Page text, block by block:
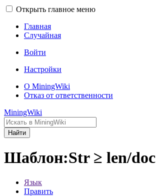
Открыть главное меню
Главная
Случайная
Войти
Настройки
О MiningWiki
Отказ от ответственности
MiningWiki
Найти
Шаблон:Str ≥ len/doc
Язык
Править